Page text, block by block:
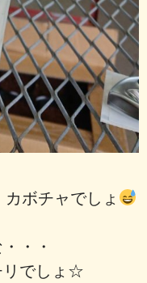
ボチャでしょ
・・・
リでしょ☆